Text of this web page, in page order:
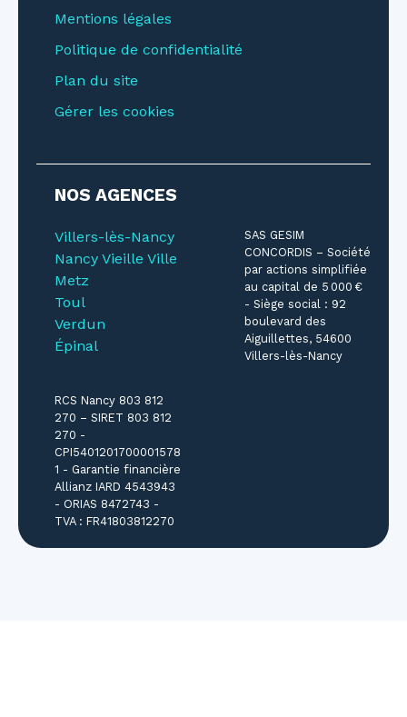
Mentions légales
Politique de confidentialité
Plan du site
Gérer les cookies
NOS AGENCES
Villers-lès-Nancy
Nancy Vieille Ville
Metz
Toul
Verdun
Épinal
SAS GESIM
CONCORDIS – Société
par actions simplifiée
au capital de 5 000 €
- Siège social : 92
boulevard des
Aiguillettes, 54600
Villers-lès-Nancy
RCS Nancy 803 812
270 – SIRET 803 812
270 -
CPI5401201700001578
1 - Garantie financière
Allianz IARD 4543943
- ORIAS 8472743 -
TVA : FR41803812270